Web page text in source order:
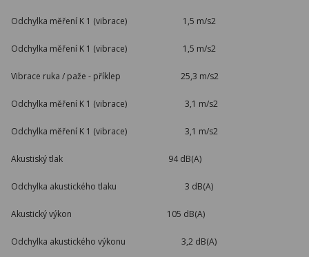
Odchylka měření K 1 (vibrace) 1,5 m/s2
Odchylka měření K 1 (vibrace) 1,5 m/s2
Vibrace ruka / paže - příklep 25,3 m/s2
Odchylka měření K 1 (vibrace) 3,1 m/s2
Odchylka měření K 1 (vibrace) 3,1 m/s2
Akustiský tlak 94 dB(A)
Odchylka akustického tlaku 3 dB(A)
Akustický výkon 105 dB(A)
Odchylka akustického výkonu 3,2 dB(A)